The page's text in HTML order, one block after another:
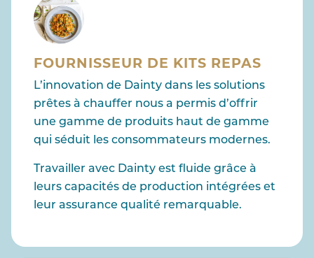
FOURNISSEUR DE KITS REPAS
L’innovation de Dainty dans les solutions
prêtes à chauffer nous a permis d’offrir
une gamme de produits haut de gamme
qui séduit les consommateurs modernes.
Travailler avec Dainty est fluide grâce à
leurs capacités de production intégrées et
leur assurance qualité remarquable.